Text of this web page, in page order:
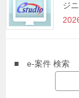
ジ
■ e-案件 検索